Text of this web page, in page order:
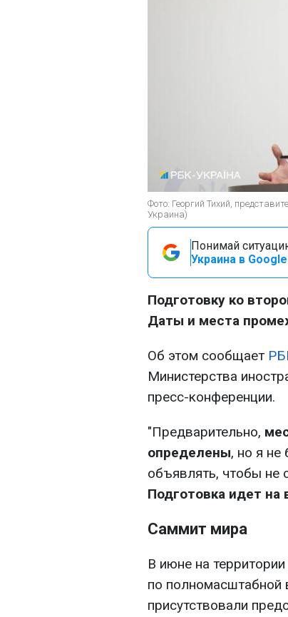
Фото: Георгий Тихий,
Украина)
Понимай
Украина в Google
Подготовку ко
Даты и места
Об этом сообщает
Министерства
пресс-конференции.
"Предварительно,
определены, но я не
объявлять, чтобы не
Подготовка идет на
Саммит мира
В июне на
по полномасштабной
присутствовали